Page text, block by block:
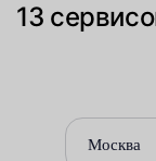
сгорания;
13
Москва